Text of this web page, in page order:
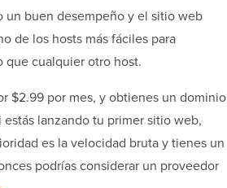
un buen desempeño y el sitio web
de los hosts más fáciles para
que cualquier otro host.
$2.99 por mes, y obtienes un dominio
lanzando tu primer sitio web,
es la velocidad bruta y tienes un
podrías considerar un proveedor